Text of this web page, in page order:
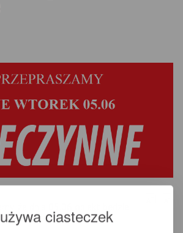
ciasteczek
że dnia 05.06 obiekt będzie